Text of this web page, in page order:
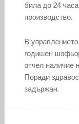
била до 24
производство.
В
годишен
отчел наличие
Поради
задържан.